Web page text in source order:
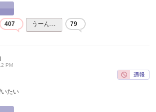
407 うーん… 79
PM
たい